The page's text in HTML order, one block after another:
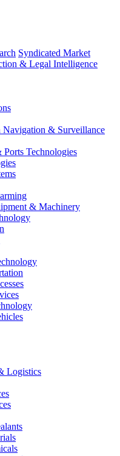
Syndicated Market
& Legal Intelligence
Navigation & Surveillance
Technologies
& Machinery
Logistics